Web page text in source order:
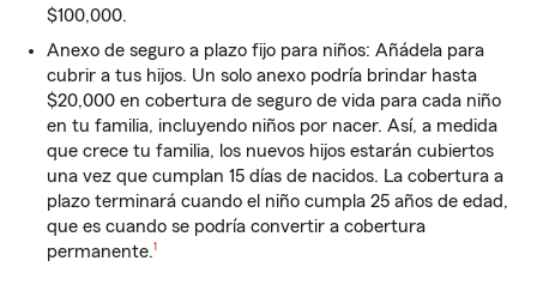
$100,000.
Anexo de seguro a plazo fijo para niños: Añádela para
cubrir a tus hijos. Un solo anexo podría brindar hasta
$20,000 en cobertura de seguro de vida para cada niño
en tu familia, incluyendo niños por nacer. Así, a medida
que crece tu familia, los nuevos hijos estarán cubiertos
una vez que cumplan 15 días de nacidos. La cobertura a
plazo terminará cuando el niño cumpla 25 años de edad,
que es cuando se podría convertir a cobertura
permanente.
Nota de pie de página
1